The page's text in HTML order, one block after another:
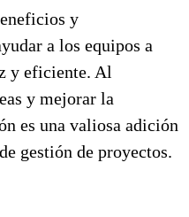
y
a los equipos a
y eficiente. Al
y mejorar la
es una valiosa adición
gestión de proyectos.